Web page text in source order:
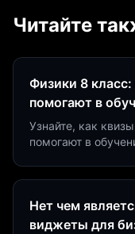
Читайте
Физики 8
помогают в
Узнайте, как
помогают в
Нет чем
виджеты для